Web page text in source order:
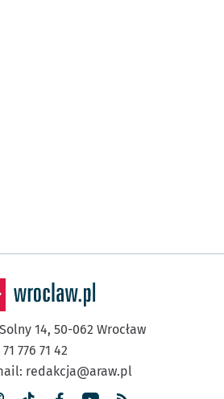
14, 50-062 Wrocław
776 71 42
redakcja@araw.pl